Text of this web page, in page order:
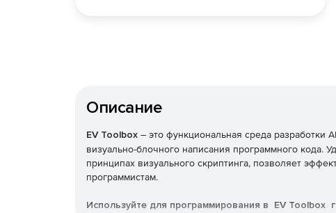
Описание
EV Toolbox – это функциональная среда разработки
визуально-блочного написания программного кода.
принципах визуального скриптинга, позволяет
программистам.
Используйте для программирования в EV